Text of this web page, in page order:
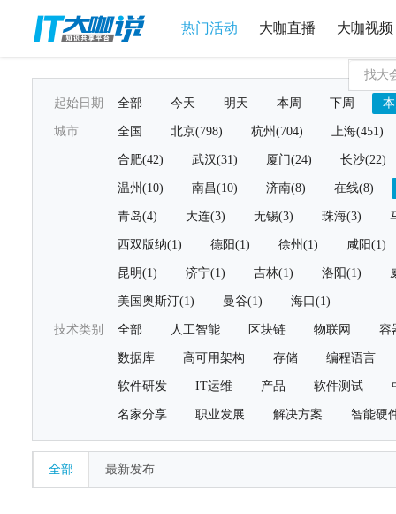
热门活动 大咖直播 大咖视频
起始日期 全部 今天 明天 本周 下周
城市 全国 北京(798) 杭州(704) 上海(451)
合肥(42) 武汉(31) 厦门(24) 长沙(22)
温州(10) 南昌(10) 济南(8) 在线(8)
青岛(4) 大连(3) 无锡(3) 珠海(3)
西双版纳(1) 德阳(1) 徐州(1) 咸阳(1)
昆明(1) 济宁(1) 吉林(1) 洛阳(1)
美国奥斯汀(1) 曼谷(1) 海口(1)
技术类别 全部 人工智能 区块链 物联网 容
数据库 高可用架构 存储 编程语言
软件研发 IT运维 产品 软件测试
名家分享 职业发展 解决方案 智能硬
全部 最新发布